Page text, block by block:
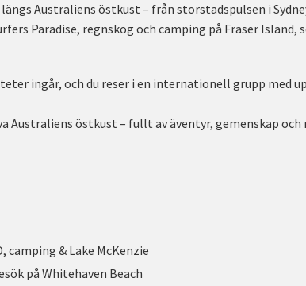
längs Australiens östkust – från storstadspulsen i
Paradise, regnskog och camping på Fraser Island,
ingår, och du reser i en internationell grupp med
Australiens östkust – fullt av äventyr, gemenskap
camping & Lake McKenzie
på Whitehaven Beach